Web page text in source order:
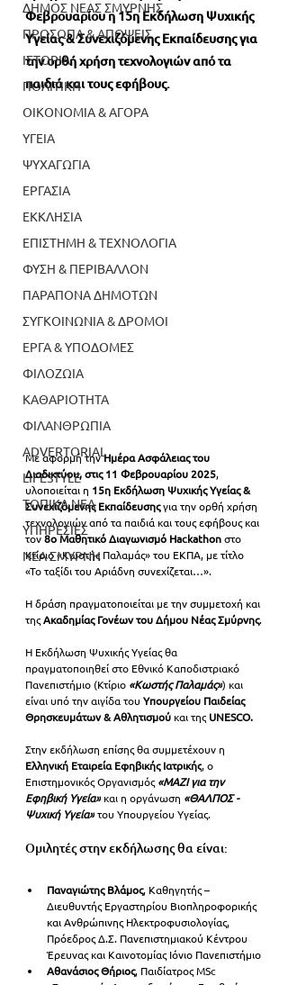
ΔΗΜΟΣ ΝΕΑΣ ΣΜΥΡΝΗΣ
ΠΡΟΣΩΠΑ & ΑΠΟΨΕΙΣ
ΙΣΤΟΡΙΑ
ΠΟΛΙΤΙΚΗ
ΟΙΚΟΝΟΜΙΑ & ΑΓΟΡΑ
ΥΓΕΙΑ
ΨΥΧΑΓΩΓΙΑ
ΕΡΓΑΣΙΑ
ΕΚΚΛΗΣΙΑ
ΕΠΙΣΤΗΜΗ & ΤΕΧΝΟΛΟΓΙΑ
ΦΥΣΗ & ΠΕΡΙΒΑΛΛΟΝ
ΠΑΡΑΠΟΝΑ ΔΗΜΟΤΩΝ
ΣΥΓΚΟΙΝΩΝΙΑ & ΔΡΟΜΟΙ
ΕΡΓΑ & ΥΠΟΔΟΜΕΣ
ΦΙΛΟΖΩΙΑ
ΚΑΘΑΡΙΟΤΗΤΑ
ΦΙΛΑΝΘΡΩΠΙΑ
ADVERTORIAL
LIFESTYLE
ΤΟΠΙΚΑ ΝΕΑ
ΥΠΗΡΕΣΙΕΣ
ΝΕΑ ΣΜΥΡΝΗ
Φεβρουαρίου η 15η Εκδήλωση Ψυχικής
Υγείας & Συνεχιζόμενης Εκπαίδευσης για
την ορθή χρήση τεχνολογιών από τα
παιδιά και τους εφήβους.
Με αφορμή την Ημέρα Ασφάλειας του
Διαδικτύου, στις 11 Φεβρουαρίου 2025,
υλοποιείται η 15η Εκδήλωση Ψυχικής Υγείας &
Συνεχιζόμενης Εκπαίδευσης για την ορθή χρήση
τεχνολογιών από τα παιδιά και τους εφήβους και
τον 8ο Μαθητικό Διαγωνισμό Hackathon στο
Κτίριο «Κωστής Παλαμάς» του ΕΚΠΑ, με τίτλο
«Το ταξίδι του Αριάδνη συνεχίζεται…».
Η δράση πραγματοποιείται με την συμμετοχή και
της Ακαδημίας Γονέων του Δήμου Νέας Σμύρνης.
Η Εκδήλωση Ψυχικής Υγείας θα
πραγματοποιηθεί στο Εθνικό Καποδιστριακό
Πανεπιστήμιο (Κτίριο «Κωστής Παλαμάς») και
είναι υπό την αιγίδα του Υπουργείου Παιδείας
Θρησκευμάτων & Αθλητισμού και της UNESCO.
Στην εκδήλωση επίσης θα συμμετέχουν η
Ελληνική Εταιρεία Εφηβικής Ιατρικής, ο
Επιστημονικός Οργανισμός «ΜΑΖΙ για την
Εφηβική Υγεία» και η οργάνωση «ΘΑΛΠΟΣ -
Ψυχική Υγεία» του Υπουργείου Υγείας.
Ομιλητές στην εκδήλωσης θα είναι:
Παναγιώτης Βλάμος, Καθηγητής –
Διευθυντής Εργαστηρίου Βιοπληροφορικής
και Ανθρώπινης Ηλεκτροφυσιολογίας,
Πρόεδρος Δ.Σ. Πανεπιστημιακού Κέντρου
Έρευνας και Καινοτομίας Ιόνιο Πανεπιστήμιο
Αθανάσιος Θήριος, Παιδίατρος MSc